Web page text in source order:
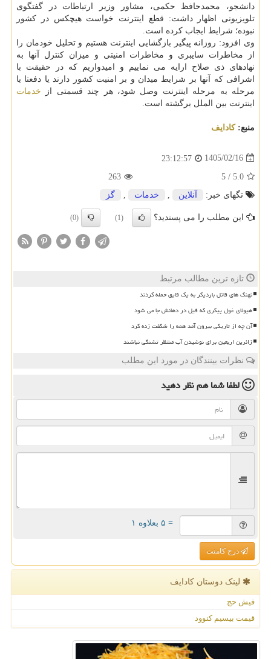
دانشجو، محمدحافظ حکمی، مشاور وزیر ارتباطات در گفتگوی
تلویزیونی اظهار داشت: قطع اینترنت خواست هیچکس در کشور
نبوده؛ شرایط ایجاب کرده است.
وی افزود: روزانه پیگیر بازگشایی اینترنت هستیم و تحلیل خودمان را
از مخاطرات سایبری و مخاطرات امنیتی و میزان کنترل آنها به
نهادهای ذی صلاح ارایه می نماییم و امیدواریم که در حقیقت با
اشرافی که آنها بر شرایط میدان و بر امنیت کشور دارند یا دفعتا یا
مرحله به مرحله اینترنت وصل شود، هر چند قسمتی از خدمات
اینترنت بین الملل برگشته است.
منبع:كادایف
1405/02/16
23:12:57
5.0
/
5
263
تگهای خبر:
آنلاین , خدمات , گز
این مطلب را می پسندید؟ (1)
(0)
تازه ترین مطالب مرتبط
نهنگ های قاتل باردیگر به یک قایق حمله کردند
هیولای غول پیکری که فیل در دهانش جا می شود
آن چه از تاریکی بیرون آمد همه را شگفت زده کرد
زائرین اربعین برای نوشیدن آب منتظر تشنگی نباشند
نظرات بینندگان در مورد این مطلب
لطفا شما همنظر دهید
= ۵ بعلاوه ۱
درج کامنت
لینک دوستان كادایف
فیش حج
قیمت بیسیم کنوود